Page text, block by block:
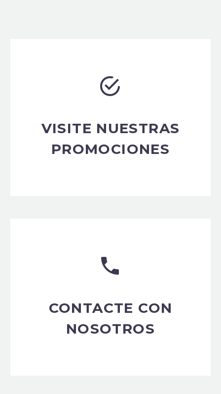


VISITE NUESTRAS
PROMOCIONES


CONTACTE CON
NOSOTROS